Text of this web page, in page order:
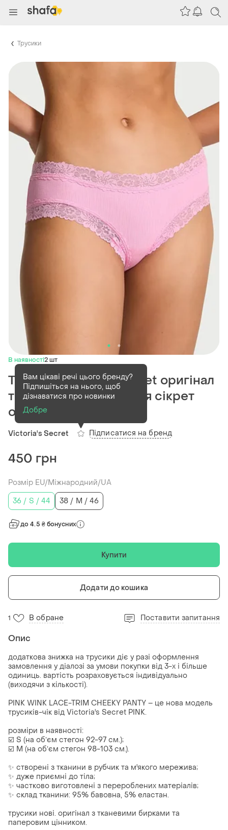
Трусики
В наявності2 шт
Трусики victoria’s secret оригінал
труси у рубчик вікторія сікрет
оригінал
Victoria's Secret
Вам цікаві речі цього бренду?
Підпишіться на нього, щоб
дізнаватися про новинки
Добре
Підписатися на бренд
450 грн
Розмір EU/Міжнародний/UA
36 / S / 44
38 / M / 46
до 4.5 ₴ бонусних
Купити
Додати до кошика
1 В обране Поставити запитання
Опис
додаткова знижка на трусики діє у разі оформлення
замовлення у діалозі за умови покупки від 3-х і більше
одиниць. вартість розраховується індивідуально
(виходячи з кількості).
PINK WINK LACE-TRIM CHEEKY PANTY – це нова модель
трусиків-чік від Victoria's Secret PINK.
розміри в наявності:
☑️ S (на обʼєм стегон 92-97 см.);
☑️ М (на обʼєм стегон 98-103 см.).
✨ створені з тканини в рубчик та м'якого мережива;
✨ дуже приємні до тіла;
✨ частково виготовлені з перероблених матеріалів;
✨ склад тканини: 95% бавовна, 5% еластан.
трусики нові. оригінал з тканевими бирками та
паперовим цінником.